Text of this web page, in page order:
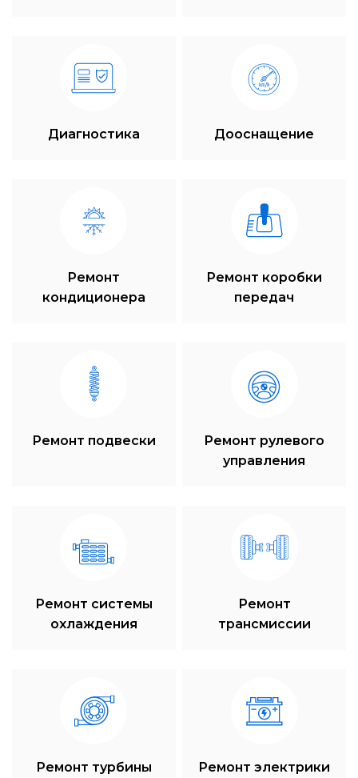
Диагностика Дооснащение
Ремонт
кондиционера
Ремонт коробки
передач
Ремонт подвески
Ремонт рулевого
управления
Ремонт системы
охлаждения
Ремонт
трансмиссии
Ремонт турбины Ремонт электрики